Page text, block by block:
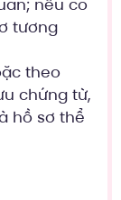
nếu có
tương
theo
chứng từ,
hồ sơ thể